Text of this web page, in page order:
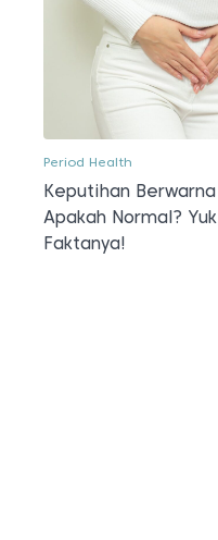
Period Health
Keputihan
Apakah Normal?
Faktanya!